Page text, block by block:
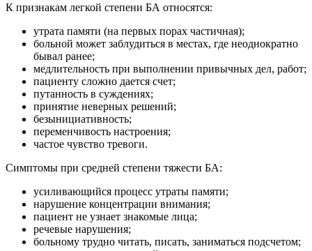
К признакам легкой степени БА относятся:
утрата памяти (на первых порах частичная);
больной может заблудиться в местах, где неоднократно
бывал ранее;
медлительность при выполнении привычных дел, работ;
пациенту сложно дается счет;
путанность в суждениях;
принятие неверных решений;
безынициативность;
переменчивость настроения;
частое чувство тревоги.
Симптомы при средней степени тяжести БА:
усиливающийся процесс утраты памяти;
нарушение концентрации внимания;
пациент не узнает знакомые лица;
речевые нарушения;
больному трудно читать, писать, заниматься подсчетом;